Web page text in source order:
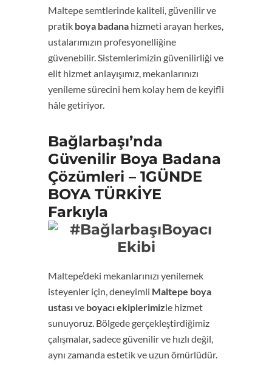
Maltepe semtlerinde kaliteli, güvenilir ve
pratik boya badana hizmeti arayan herkes,
ustalarımızın profesyonelliğine
güvenebilir. Sistemlerimizin güvenilirliği ve
elit hizmet anlayışımız, mekanlarınızı
yenileme sürecini hem kolay hem de keyifli
hâle getiriyor.
Bağlarbaşı’nda
Güvenilir Boya Badana
Çözümleri – 1GÜNDE
BOYA TÜRKİYE
Farkıyla
Maltepe’deki mekanlarınızı yenilemek
isteyenler için, deneyimli Maltepe boya
ustasıve boyacı ekiplerimizle hizmet
sunuyoruz. Bölgede gerçekleştirdiğimiz
çalışmalar, sadece güvenilir ve hızlı değil,
aynı zamanda estetik ve uzun ömürlüdür.